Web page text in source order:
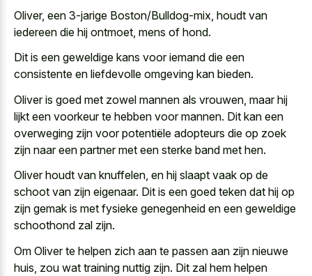
Oliver, een 3-jarige Boston/Bulldog-mix, houdt van
iedereen die hij ontmoet, mens of hond.
Dit is een geweldige kans voor iemand die een
consistente en liefdevolle omgeving kan bieden.
Oliver is goed met zowel mannen als vrouwen, maar hij
lijkt een voorkeur te hebben voor mannen. Dit kan een
overweging zijn voor potentiële adopteurs die op zoek
zijn naar een partner met een sterke band met hen.
Oliver houdt van knuffelen, en hij slaapt vaak op de
schoot van zijn eigenaar. Dit is een goed teken dat hij op
zijn gemak is met fysieke genegenheid en een geweldige
schoothond zal zijn.
Om Oliver te helpen zich aan te passen aan zijn nieuwe
huis, zou wat training nuttig zijn. Dit zal hem helpen